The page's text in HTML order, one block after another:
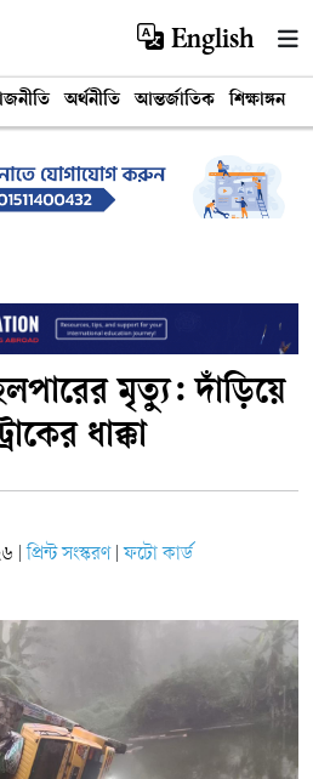
English
অর্থনীতি আন্তর্জাতিক শিক্ষাঙ্গন
মৃত্যু: দাঁড়িয়ে
ধাক্কা
প্রিন্ট সংস্করণ ফটো কার্ড